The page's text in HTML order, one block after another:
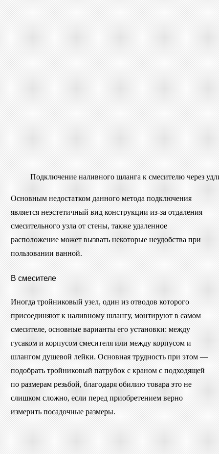
Подключение наливного шланга к смесителю через
Основным недостатком данного метода подключения
является неэстетичный вид конструкции из-за отдаления
смесительного узла от стены, также удаленное
расположение может вызвать некоторые неудобства при
пользовании ванной.
В смесителе
Иногда тройниковый узел, один из отводов которого
присоединяют к наливному шлангу, монтируют в самом
смесителе, основные варианты его установки: между
гусаком и корпусом смесителя или между корпусом и
шлангом душевой лейки. Основная трудность при этом —
подобрать тройниковый патрубок с краном с подходящей
по размерам резьбой, благодаря обилию товара это не
слишком сложно, если перед приобретением верно
измерить посадочные размеры.